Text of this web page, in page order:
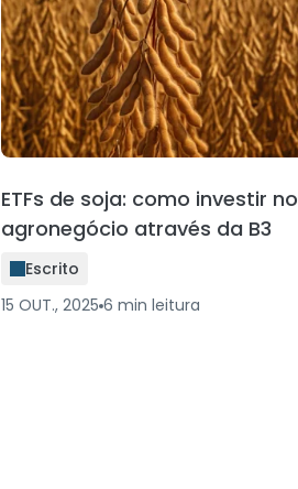
ETFs de soja: como investir no
agronegócio através da B3
Escrito
15 OUT., 2025 6 min leitura